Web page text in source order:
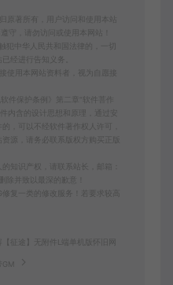
原著所有，用户访问和使用本站
守，请勿访问或使用本网站！
犯中华人民共和国法律的，一切
经进行告知义务。
使用本网站资料者，视为自愿接
件保护条例》第二章"软件菩作
内含的设计思想和原理，通过安
，可以不经软件著作权人许可，
源，请务必联系版权方购买正版
知识产权，请联系站长，邮箱：
除并致以最深的歉意！
复一类的修改服务！若要求较高
【征途】无附件L端单机版怀旧网